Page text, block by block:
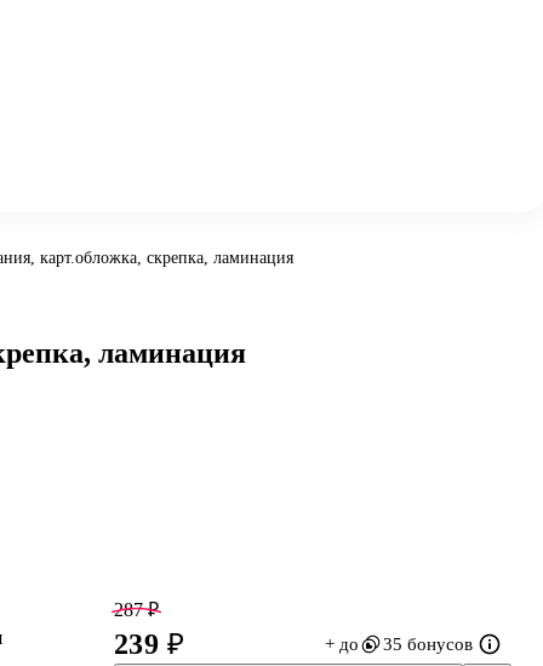
карт.обложка, скрепка, ламинация
ламинация
287 ₽
239 ₽ + до 35 бонусов